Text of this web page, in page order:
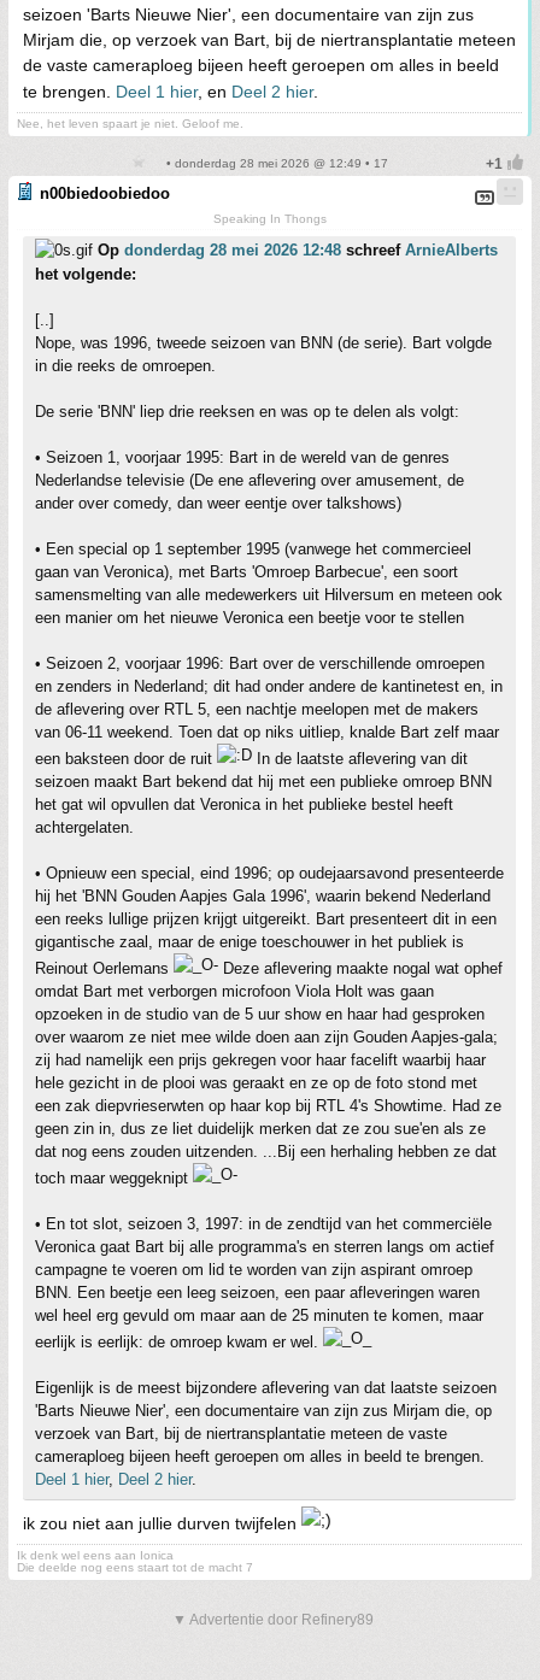
seizoen 'Barts Nieuwe Nier', een documentaire van zijn zus
Mirjam die, op verzoek van Bart, bij de niertransplantatie meteen
de vaste cameraploeg bijeen heeft geroepen om alles in beeld
te brengen. Deel 1 hier, en Deel 2 hier.
Nee, het leven spaart je niet. Geloof me.
• donderdag 28 mei 2026 @ 12:49 • 17
n00biedoobiedoo
Speaking In Thongs
Op donderdag 28 mei 2026 12:48 schreef ArnieAlberts
het volgende:
[..]
Nope, was 1996, tweede seizoen van BNN (de serie). Bart volgde
in die reeks de omroepen.
De serie 'BNN' liep drie reeksen en was op te delen als volgt:
• Seizoen 1, voorjaar 1995: Bart in de wereld van de genres
Nederlandse televisie (De ene aflevering over amusement, de
ander over comedy, dan weer eentje over talkshows)
• Een special op 1 september 1995 (vanwege het commercieel
gaan van Veronica), met Barts 'Omroep Barbecue', een soort
samensmelting van alle medewerkers uit Hilversum en meteen ook
een manier om het nieuwe Veronica een beetje voor te stellen
• Seizoen 2, voorjaar 1996: Bart over de verschillende omroepen
en zenders in Nederland; dit had onder andere de kantinetest en, in
de aflevering over RTL 5, een nachtje meelopen met de makers
van 06-11 weekend. Toen dat op niks uitliep, knalde Bart zelf maar
een baksteen door de ruit
In de laatste aflevering van dit
seizoen maakt Bart bekend dat hij met een publieke omroep BNN
het gat wil opvullen dat Veronica in het publieke bestel heeft
achtergelaten.
• Opnieuw een special, eind 1996; op oudejaarsavond presenteerde
hij het 'BNN Gouden Aapjes Gala 1996', waarin bekend Nederland
een reeks lullige prijzen krijgt uitgereikt. Bart presenteert dit in een
gigantische zaal, maar de enige toeschouwer in het publiek is
Reinout Oerlemans
Deze aflevering maakte nogal wat ophef
omdat Bart met verborgen microfoon Viola Holt was gaan
opzoeken in de studio van de 5 uur show en haar had gesproken
over waarom ze niet mee wilde doen aan zijn Gouden Aapjes-gala;
zij had namelijk een prijs gekregen voor haar facelift waarbij haar
hele gezicht in de plooi was geraakt en ze op de foto stond met
een zak diepvrieserwten op haar kop bij RTL 4's Showtime. Had ze
geen zin in, dus ze liet duidelijk merken dat ze zou sue'en als ze
dat nog eens zouden uitzenden. ...Bij een herhaling hebben ze dat
toch maar weggeknipt
• En tot slot, seizoen 3, 1997: in de zendtijd van het commerciële
Veronica gaat Bart bij alle programma's en sterren langs om actief
campagne te voeren om lid te worden van zijn aspirant omroep
BNN. Een beetje een leeg seizoen, een paar afleveringen waren
wel heel erg gevuld om maar aan de 25 minuten te komen, maar
eerlijk is eerlijk: de omroep kwam er wel.
Eigenlijk is de meest bijzondere aflevering van dat laatste seizoen
'Barts Nieuwe Nier', een documentaire van zijn zus Mirjam die, op
verzoek van Bart, bij de niertransplantatie meteen de vaste
cameraploeg bijeen heeft geroepen om alles in beeld te brengen.
Deel 1 hier, Deel 2 hier.
ik zou niet aan jullie durven twijfelen
Ik denk wel eens aan Ionica
Die deelde nog eens staart tot de macht 7
▼ Advertentie door Refinery89